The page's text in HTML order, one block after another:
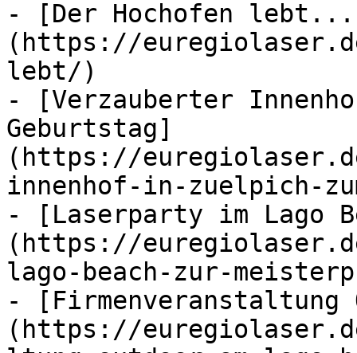
- [Der Hochofen
(https://
lebt/)
- [Verzauberter
Geburtstag]
(https://
innenhof-in-zuelpich-
- [Laserparty im Lago
(https://
lago-beach-zur-
- [Firmenveranstaltung
(https://